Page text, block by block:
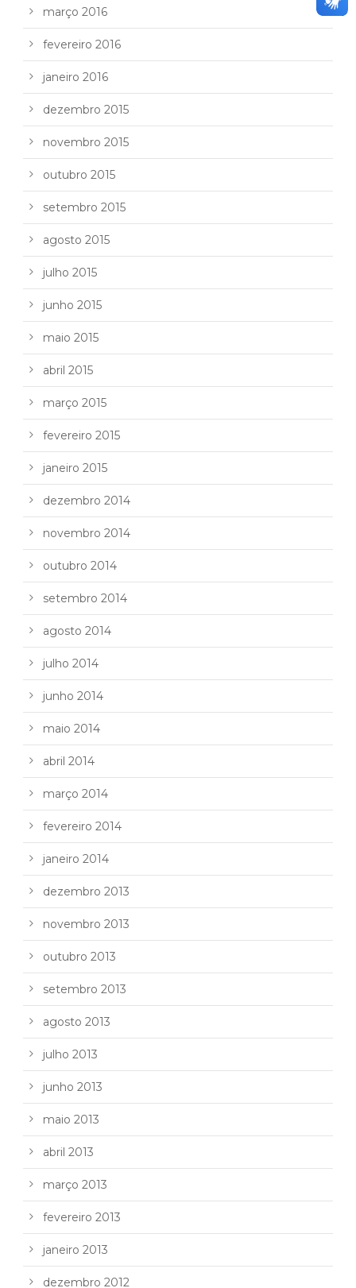
março 2016
fevereiro 2016
janeiro 2016
dezembro 2015
novembro 2015
outubro 2015
setembro 2015
agosto 2015
julho 2015
junho 2015
maio 2015
abril 2015
março 2015
fevereiro 2015
janeiro 2015
dezembro 2014
novembro 2014
outubro 2014
setembro 2014
agosto 2014
julho 2014
junho 2014
maio 2014
abril 2014
março 2014
fevereiro 2014
janeiro 2014
dezembro 2013
novembro 2013
outubro 2013
setembro 2013
agosto 2013
julho 2013
junho 2013
maio 2013
abril 2013
março 2013
fevereiro 2013
janeiro 2013
dezembro 2012